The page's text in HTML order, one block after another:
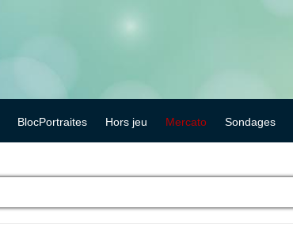
BlocPortraites Hors jeu Mercato Sondages